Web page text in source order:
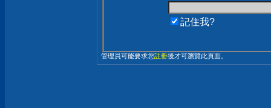
記住我?
管理員可能要求您註冊後才可瀏覽此頁面。